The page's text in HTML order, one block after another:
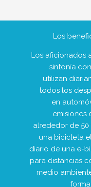
Los
Los aficionados
sintonía
utilizan
todos los
en
emisiones
alrededor de 50
una bicicleta
diario de una e-
para distancias
medio